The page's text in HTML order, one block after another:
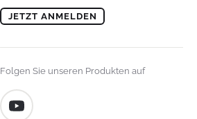
JETZT ANMELDEN
Folgen Sie unseren Produkten auf